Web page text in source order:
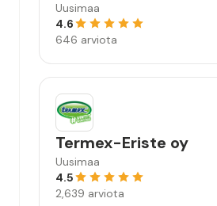
Uusimaa
4.6
646 arviota
Termex-Eriste oy
Uusimaa
4.5
2,639 arviota